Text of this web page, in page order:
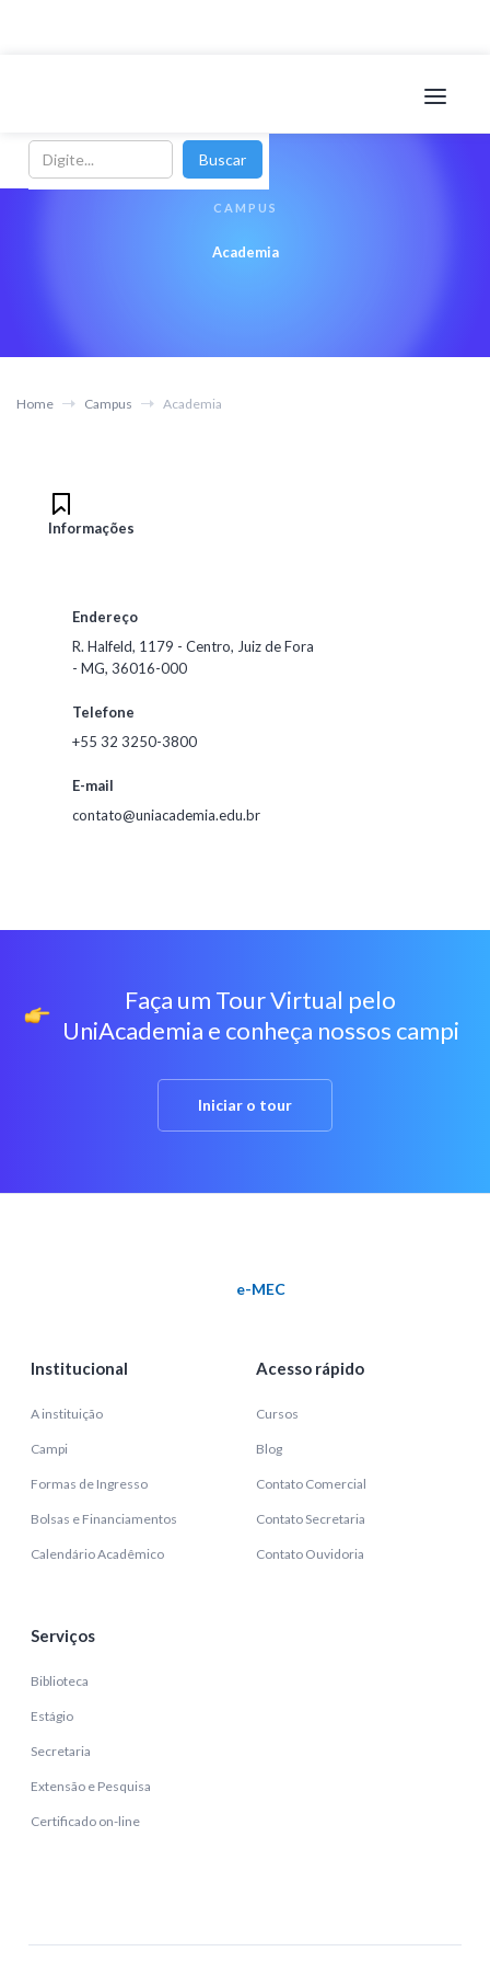
CAMPUS
Academia
Home Campus Academia
Informações
Endereço
R. Halfeld, 1179 - Centro, Juiz de Fora
- MG, 36016-000
Telefone
+55 32 3250-3800
E-mail
contato@uniacademia.edu.br
icon
Faça um Tour Virtual pelo
UniAcademia e conheça nossos campi
Iniciar o tour
e-MEC
Institucional
A instituição
Campi
Formas de Ingresso
Bolsas e Financiamentos
Calendário Acadêmico
Acesso rápido
Cursos
Blog
Contato Comercial
Contato Secretaria
Contato Ouvidoria
Serviços
Biblioteca
Estágio
Secretaria
Extensão e Pesquisa
Certificado on-line